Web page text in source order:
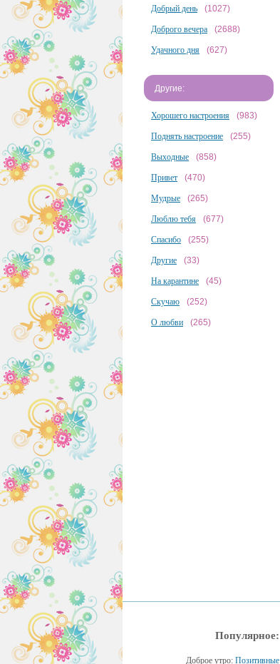
Добрый день (1027)
Доброго вечера (2688)
Удачного дня (627)
Другие:
Хорошего настроения (983)
Поднять настроение (255)
Выходные (858)
Привет (470)
Мудрые (265)
Люблю тебя (677)
Спасибо (255)
Другие (33)
На карантине (45)
Скучаю (252)
О любви (265)
Популярное:
Доброе утро: Позитивные